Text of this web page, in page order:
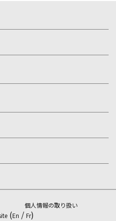
個人情報の取り扱い
(En / Fr)